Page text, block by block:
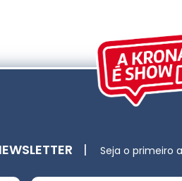
| Seja o primeiro